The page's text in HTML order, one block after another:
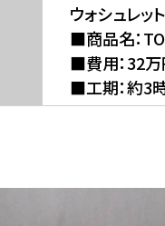
ウォシュレッ
■商品名：
■費用：32万
■工期：約3